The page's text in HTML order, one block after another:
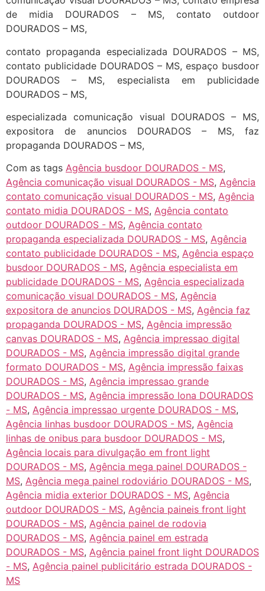
de midia DOURADOS – MS, contato outdoor
DOURADOS – MS,
contato propaganda especializada DOURADOS – MS,
contato publicidade DOURADOS – MS, espaço busdoor
DOURADOS – MS, especialista em publicidade
DOURADOS – MS,
especializada comunicação visual DOURADOS – MS,
expositora de anuncios DOURADOS – MS, faz
propaganda DOURADOS – MS,
Com as tags Agência busdoor DOURADOS - MS,
Agência comunicação visual DOURADOS - MS, Agência
contato comunicação visual DOURADOS - MS, Agência
contato midia DOURADOS - MS, Agência contato
outdoor DOURADOS - MS, Agência contato
propaganda especializada DOURADOS - MS, Agência
contato publicidade DOURADOS - MS, Agência espaço
busdoor DOURADOS - MS, Agência especialista em
publicidade DOURADOS - MS, Agência especializada
comunicação visual DOURADOS - MS, Agência
expositora de anuncios DOURADOS - MS, Agência faz
propaganda DOURADOS - MS, Agência impressão
canvas DOURADOS - MS, Agência impressao digital
DOURADOS - MS, Agência impressão digital grande
formato DOURADOS - MS, Agência impressão faixas
DOURADOS - MS, Agência impressao grande
DOURADOS - MS, Agência impressão lona DOURADOS
- MS, Agência impressao urgente DOURADOS - MS,
Agência linhas busdoor DOURADOS - MS, Agência
linhas de onibus para busdoor DOURADOS - MS,
Agência locais para divulgação em front light
DOURADOS - MS, Agência mega painel DOURADOS -
MS, Agência mega painel rodoviário DOURADOS - MS,
Agência midia exterior DOURADOS - MS, Agência
outdoor DOURADOS - MS, Agência paineis front light
DOURADOS - MS, Agência painel de rodovia
DOURADOS - MS, Agência painel em estrada
DOURADOS - MS, Agência painel front light DOURADOS
- MS, Agência painel publicitário estrada DOURADOS -
MS